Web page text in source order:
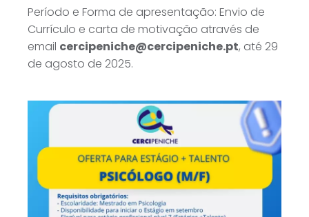
Período e Forma de apresentação: Envio de
Currículo e carta de motivação através de
email cercipeniche@cercipeniche.pt, até 29
de agosto de 2025.